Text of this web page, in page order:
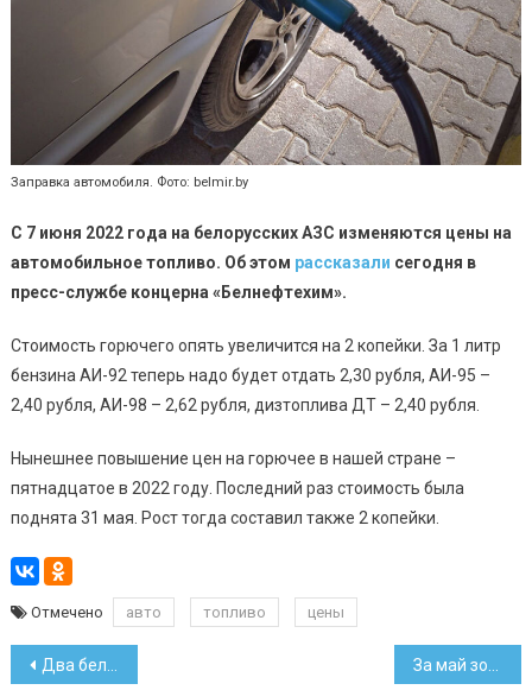
Заправка автомобиля. Фото: belmir.by
С 7 июня 2022 года на белорусских АЗС изменяются цены на
автомобильное топливо. Об этом рассказали сегодня в
пресс-службе концерна «Белнефтехим».
Стоимость горючего опять увеличится на 2 копейки. За 1 литр
бензина АИ-92 теперь надо будет отдать 2,30 рубля, АИ-95 –
2,40 рубля, АИ-98 – 2,62 рубля, дизтоплива ДТ – 2,40 рубля.
Нынешнее повышение цен на горючее в нашей стране –
пятнадцатое в 2022 году. Последний раз стоимость была
поднята 31 мая. Рост тогда составил также 2 копейки.
Отмечено авто топливо цены
Навигация
Два белоруса вышли в четвертьфинал престижного конкурса пианистов